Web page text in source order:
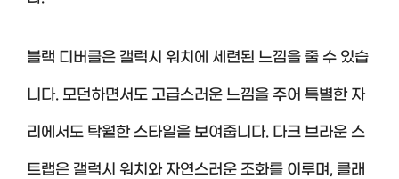
블랙 디버클은 갤럭시 워치에 세련된 느낌을 줄 수 있습
니다. 모던하면서도 고급스러운 느낌을 주어 특별한 자
리에서도 탁월한 스타일을 보여줍니다. 다크 브라운 스
트랩은 갤럭시 워치와 자연스러운 조화를 이루며, 클래